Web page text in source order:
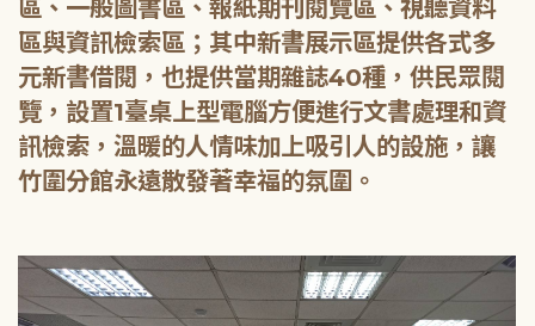
區、一般圖書區、報紙期刊閱覽區、視聽資料
區與資訊檢索區；其中新書展示區提供各式多
元新書借閱，也提供當期雜誌40種，供民眾閱
覽，設置1臺桌上型電腦方便進行文書處理和資
訊檢索，溫暖的人情味加上吸引人的設施，讓
竹圍分館永遠散發著幸福的氛圍。